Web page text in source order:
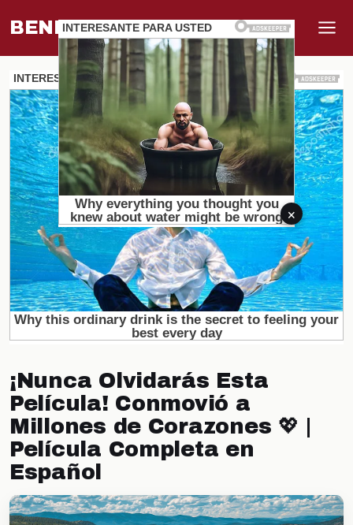
BENEFI.MUNDO
¡Nunca Olvidarás Esta
Película! Conmovió a
Millones de Corazones 💖 |
Película Completa en
Español
×